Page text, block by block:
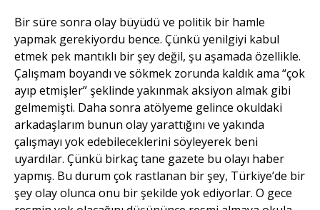
Bir süre sonra olay büyüdü ve politik bir hamle
yapmak gerekiyordu bence. Çünkü yenilgiyi kabul
etmek pek mantıklı bir şey değil, şu aşamada özellikle.
Çalışmam boyandı ve sökmek zorunda kaldık ama “çok
ayıp etmişler” şeklinde yakınmak aksiyon almak gibi
gelmemişti. Daha sonra atölyeme gelince okuldaki
arkadaşlarım bunun olay yarattığını ve yakında
çalışmayı yok edebileceklerini söyleyerek beni
uyardılar. Çünkü birkaç tane gazete bu olayı haber
yapmış. Bu durum çok rastlanan bir şey, Türkiye’de bir
şey olay olunca onu bir şekilde yok ediyorlar. O gece